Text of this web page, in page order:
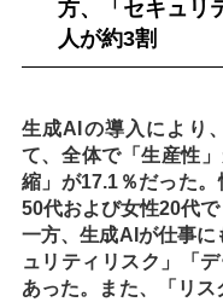
方、「セキュリ
人が約3割
生成AIの導入により
て、全体で「生産性
縮」が17.1％だった。
50代および女性20代で
一方、生成AIが仕事に
ュリティリスク」「
あった。また、「リ